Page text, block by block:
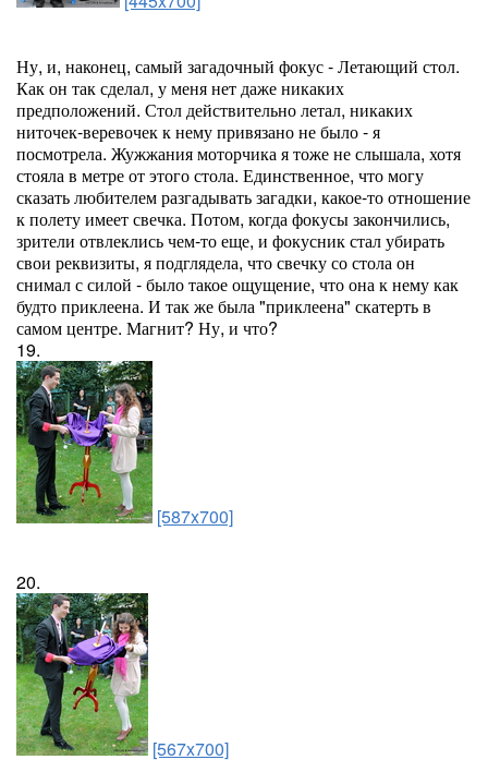
Ну, и, наконец, самый загадочный фокус - Летающий стол.
Как он так сделал, у меня нет даже никаких
предположений. Стол действительно летал, никаких
ниточек-веревочек к нему привязано не было - я
посмотрела. Жужжания моторчика я тоже не слышала, хотя
стояла в метре от этого стола. Единственное, что могу
сказать любителем разгадывать загадки, какое-то отношение
к полету имеет свечка. Потом, когда фокусы закончились,
зрители отвлеклись чем-то еще, и фокусник стал убирать
свои реквизиты, я подглядела, что свечку со стола он
снимал с силой - было такое ощущение, что она к нему как
будто приклеена. И так же была "приклеена" скатерть в
самом центре. Магнит? Ну, и что?
19.
[587x700]
20.
[567x700]